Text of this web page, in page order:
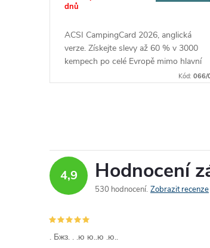
k
dnů
ACSI CampingCard 2026, anglická
verze. Získejte slevy až 60 % v 3000
kempech po celé Evropě mimo hlavní
Kód:066/
v
l
á
d
4,9 Hodnocení
530 hodnocení Zobrazit recenze
. Бжз. . .ю ю..ю .ю..